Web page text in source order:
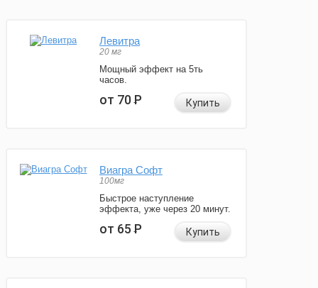
Левитра
20 мг
Мощный эффект на 5ть
часов.
от 70Р Купить
Виагра Софт
100мг
Быстрое наступление
эффекта, уже через 20 минут.
от 65Р Купить